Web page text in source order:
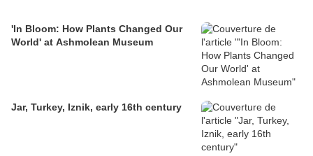
'In Bloom: How Plants Changed Our
World' at Ashmolean Museum
Jar, Turkey, Iznik, early 16th century